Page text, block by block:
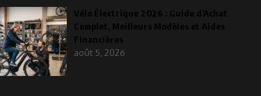
Vélo Électrique 2026 : Guide d’Achat
Complet, Meilleurs Modèles et Aides
Financières
août 5, 2026